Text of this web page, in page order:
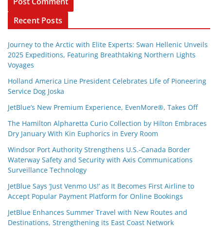
Recent Posts
Journey to the Arctic with Elite Experts: Swan Hellenic Unveils
2025 Expeditions, Featuring Breathtaking Northern Lights
Voyages
Holland America Line President Celebrates Life of Pioneering
Service Dog Joska
JetBlue’s New Premium Experience, EvenMore®, Takes Off
The Hamilton Alpharetta Curio Collection by Hilton Embraces
Dry January With Kin Euphorics in Every Room
Windsor Port Authority Strengthens U.S.-Canada Border
Waterway Safety and Security with Axis Communications
Surveillance Technology
JetBlue Says ‘Just Venmo Us!’ as It Becomes First Airline to
Accept Popular Payment Platform for Online Bookings
JetBlue Enhances Summer Travel with New Routes and
Destinations, Strengthening its East Coast Network